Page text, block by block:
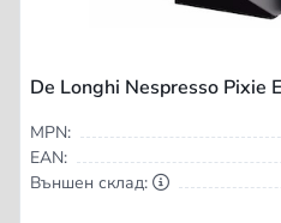
MPN:
EAN:
Външен склад: